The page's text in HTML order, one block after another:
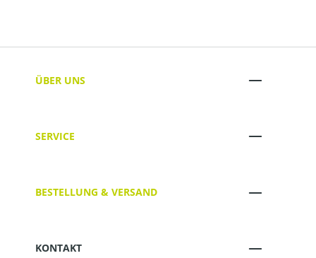
ÜBER UNS
SERVICE
BESTELLUNG & VERSAND
KONTAKT